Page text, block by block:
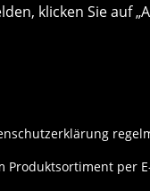
klicken Sie auf
per